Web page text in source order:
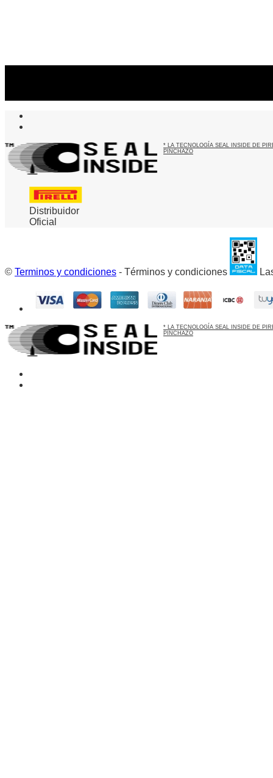
* LA TECNOLOGÍA SEAL INSIDE DE
PINCHAZO
Distribuidor
Oficial
© Terminos y condiciones - Términos y condiciones
* LA TECNOLOGÍA SEAL INSIDE DE
PINCHAZO